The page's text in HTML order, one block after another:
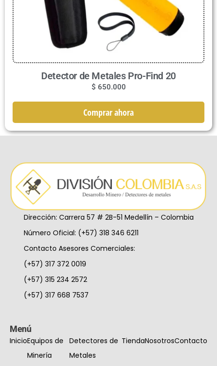
Detector de Metales Pro-Find 20
$ 650.000
Comprar ahora
Dirección: Carrera 57 # 2B-51 Medellín – Colombia
Número Oficial: (+57) 318 346 6211
Contacto Asesores Comerciales:
(+57) 317 372 0019
(+57) 315 234 2572
(+57) 317 668 7537
Menú
InicioEquipos de
Minería
Detectores de
Metales
TiendaNosotrosContacto